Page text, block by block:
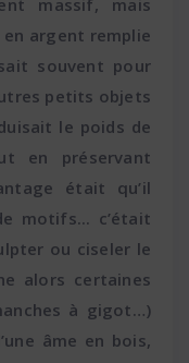
massif, mais
en argent remplie
souvent pour
petits objets
le poids de
en préservant
était qu’il
motifs... c’était
ou ciseler le
alors certaines
à gigot…)
âme en bois,